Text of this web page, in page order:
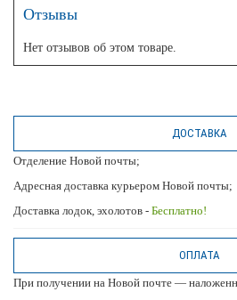
Отзывы
Нет отзывов об этом товаре.
ДОСТАВКА
Отделение Новой почты;
Адресная доставка курьером Новой почты;
Доставка лодок, эхолотов - Бесплатно!
ОПЛАТА
При получении на Новой почте —